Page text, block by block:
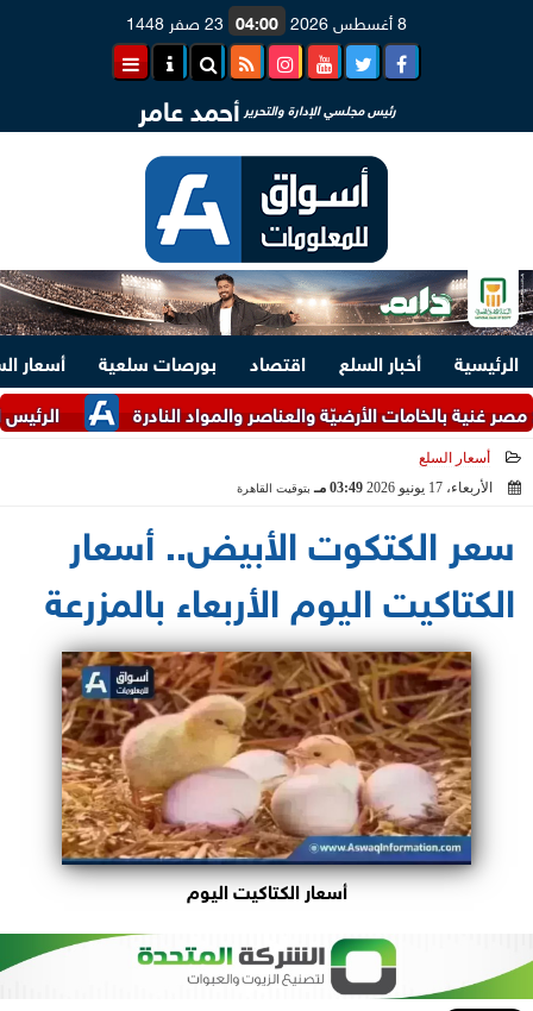
8 أغسطس 2026 04:00 23 صفر 1448
رئيس مجلسي الإدارة والتحرير أحمد عامر
الرئيسية أخبار السلع اقتصاد بورصات سلعية
أسعار
الرئيس السيسي
الأرضيّة والعناصر والمواد النادرة
أسعار السلع
الأربعاء، 17 يونيو 2026
03:49 مـ بتوقيت القاهرة
سعر الكتكوت الأبيض.. أسعار
الكتاكيت اليوم الأربعاء بالمزرعة
أسعار الكتاكيت اليوم